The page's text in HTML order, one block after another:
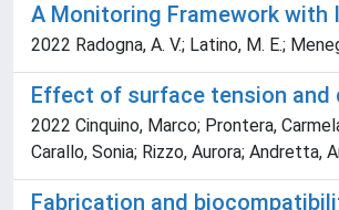
A Monitoring Framework with
2022 Radogna, A. V.; Latino, M. E.;
Effect of surface tension and
2022 Cinquino, Marco; Prontera,
Carallo, Sonia; Rizzo, Aurora; Andretta,
Fabrication and